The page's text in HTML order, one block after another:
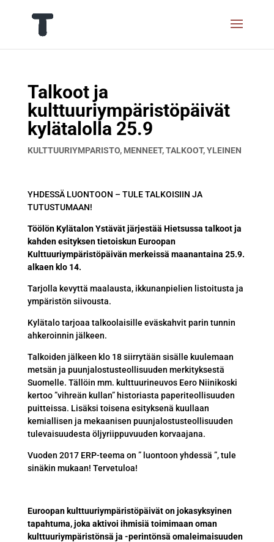
Talkoot ja
kulttuuriympäristöpäivät
kylätalolla 25.9
KULTTUURIYMPARISTO, MENNEET,TALKOOT,YLEINEN
YHDESSÄ LUONTOON – TULE TALKOISIIN JA
TUTUSTUMAAN!
Töölön Kylätalon Ystävät järjestää Hietsussa talkoot ja
kahden esityksen tietoiskun Euroopan
Kulttuuriympäristöpäivän merkeissä maanantaina 25.9.
alkaen klo 14.
Tarjolla kevyttä maalausta, ikkunanpielien listoitusta ja
ympäristön siivousta.
Kylätalo tarjoaa talkoolaisille eväskahvit parin tunnin
ahkeroinnin jälkeen.
Talkoiden jälkeen klo 18 siirrytään sisälle kuulemaan
metsän ja puunjalostusteollisuuden merkityksestä
Suomelle. Tällöin mm. kulttuurineuvos Eero Niinikoski
kertoo ”vihreän kullan” historiasta paperiteollisuuden
puitteissa. Lisäksi toisena esityksenä kuullaan
kemiallisen ja mekaanisen puunjalostusteollisuuden
tulevaisuudesta öljyriippuvuuden korvaajana.
Vuoden 2017 ERP-teema on ” luontoon yhdessä ”, tule
sinäkin mukaan! Tervetuloa!
Euroopan kulttuuriympäristöpäivät on jokasyksyinen
tapahtuma, joka aktivoi ihmisiä toimimaan oman
kulttuuriympäristönsä ja -perintönsä omaleimaisuuden